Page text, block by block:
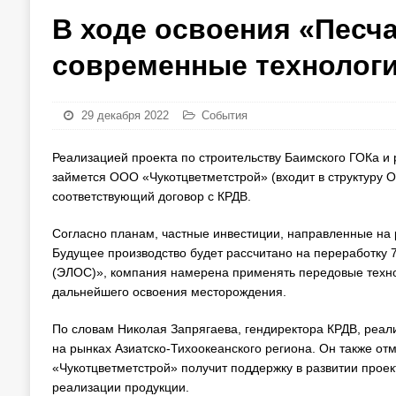
В ходе освоения
современные
29 декабря 2022 События
Реализацией проекта по строительству Баимского ГОКа
займется ООО «Чукотцветметстрой» (входит в
соответствующий договор с КРДВ.
Согласно планам, частные инвестиции, направленные
Будущее производство будет рассчитано на
(ЭЛОС)», компания намерена применять передовые
дальнейшего освоения месторождения.
По словам Николая Запрягаева, гендиректора КРДВ,
на рынках Азиатско-Тихоокеанского региона. Он также
«Чукотцветметстрой» получит поддержку в развитии
реализации продукции.